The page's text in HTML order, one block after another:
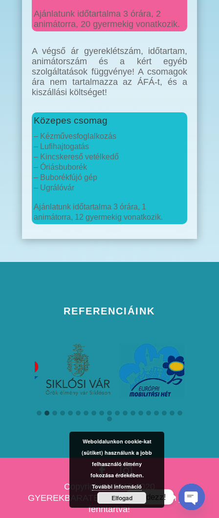
Ajánlatunk időtartalma 3 órára, 2
animátorra, 20 gyermekig vonatkozik.
A végső ár gyereklétszám, időtartam,
animátorszám és a kért egyéb
szolgáltatások függvénye! A csomagok
ára nem tartalmazza az ÁFÁ-t, és a
kiszállási költséget!
Közepes csomag
– Kézművesfoglalkozás
– Lufihajtogatás
– Kincskereső vetélkedő
– Óriásbuborék
– Buborékfújó gép
– Ugrálóvár
Ajánlatunk időtartalma 3 órára, 1
animátorra, 12 gyermekig vonatkozik.
REFERENCIÁINK
Copyright © 2010-2020
GYEREKBARATESKUVO.HU Minden jog
fenntartva!
Weboldalunkon cookie-kat
(sütiket) használunk a jobb
felhasználó élmény
fokozása érdekében.
További információ
Elfogad Kérdezz!